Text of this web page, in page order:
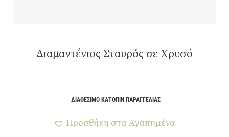
Διαμαντένιος Σταυρός σε Χρυσό
ΔΙΑΘΈΣΙΜΟ ΚΑΤΌΠΙΝ ΠΑΡΑΓΓΕΛΊΑΣ
Προσθήκη στα Αγαπημένα